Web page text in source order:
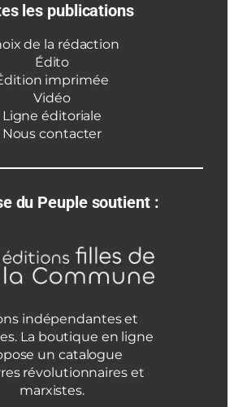
les publications
de la rédaction
Édito
imprimée
Vidéo
Ligne éditoriale
Nous contacter
du Peuple soutient :
indépendantes et
La boutique en ligne
un catalogue
révolutionnaires et
marxistes.